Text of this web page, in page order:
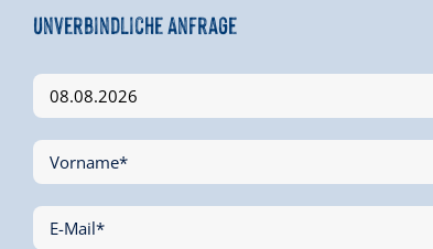
Unverbindliche Anfrage
Vorname*
E-Mail*